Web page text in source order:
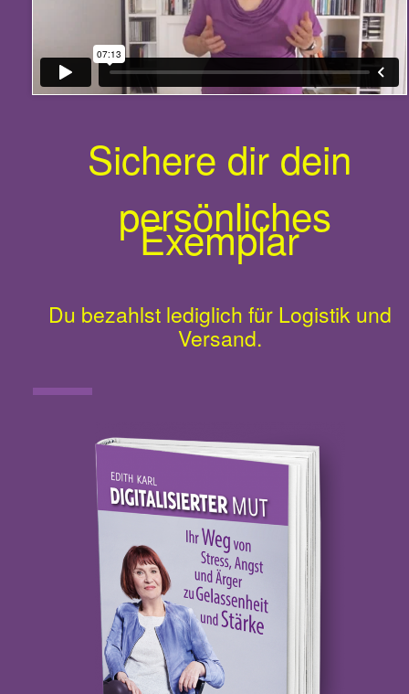
Sichere dir dein
persönliches
Exemplar
Du bezahlst lediglich für Logistik und
Versand.